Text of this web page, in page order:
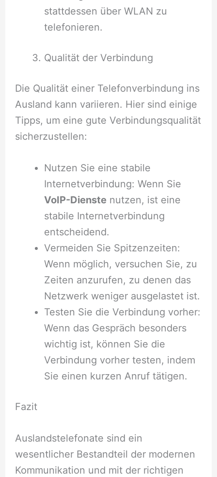
stattdessen über WLAN zu
telefonieren.
Qualität der Verbindung
Die Qualität einer Telefonverbindung ins
Ausland kann variieren. Hier sind einige
Tipps, um eine gute Verbindungsqualität
sicherzustellen:
Nutzen Sie eine stabile
Internetverbindung: Wenn Sie
VoIP-Dienste nutzen, ist eine
stabile Internetverbindung
entscheidend.
Vermeiden Sie Spitzenzeiten:
Wenn möglich, versuchen Sie, zu
Zeiten anzurufen, zu denen das
Netzwerk weniger ausgelastet ist.
Testen Sie die Verbindung vorher:
Wenn das Gespräch besonders
wichtig ist, können Sie die
Verbindung vorher testen, indem
Sie einen kurzen Anruf tätigen.
Fazit
Auslandstelefonate sind ein
wesentlicher Bestandteil der modernen
Kommunikation und mit der richtigen